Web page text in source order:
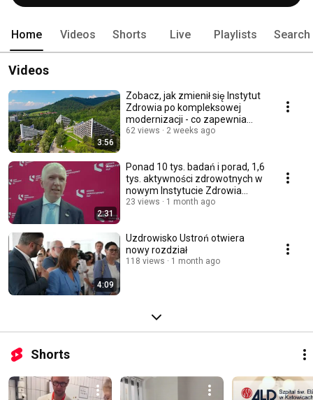
Home Videos Shorts Live Playlists Search
Videos
3:56
Zobacz, jak zmienił się Instytut
Zdrowia po kompleksowej
modernizacji - co zapewnia
pacjentom?
62 views 2 weeks ago
2:31
Ponad 10 tys. badań i porad, 1,6
tys. aktywności zdrowotnych w
nowym Instytucie Zdrowia
#CKP2026
23 views 1 month ago
4:09
Uzdrowisko Ustroń otwiera
nowy rozdział
118 views 1 month ago
Shorts